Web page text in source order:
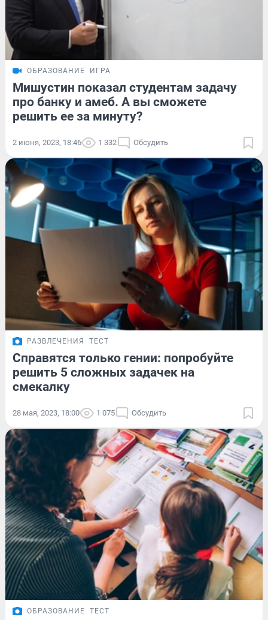
ОБРАЗОВАНИЕ ИГРА
Мишустин показал студентам задачу
про банку и амеб. А вы сможете
решить ее за минуту?
2 июня, 2023, 18:46 1 332 Обсудить
РАЗВЛЕЧЕНИЯ ТЕСТ
Справятся только гении: попробуйте
решить 5 сложных задачек на
смекалку
28 мая, 2023, 18:00 1 075 Обсудить
ОБРАЗОВАНИЕ ТЕСТ